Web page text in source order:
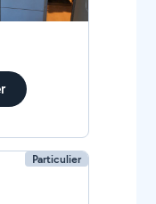
Particulier